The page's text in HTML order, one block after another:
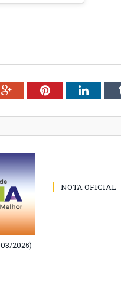
Google+Pinterest
2025)
NOTA OFICIAL